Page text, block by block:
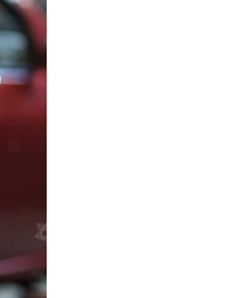
ez a magyar